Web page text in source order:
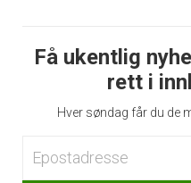
Få ukentlig
rett i
Hver søndag får du de